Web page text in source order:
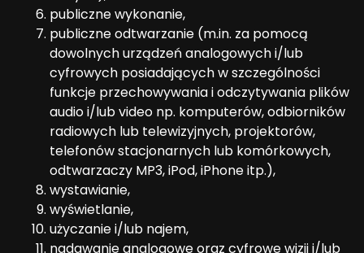
publiczne wykonanie,
publiczne odtwarzanie (m.in. za pomocą
dowolnych urządzeń analogowych i/lub
cyfrowych posiadających w szczególności
funkcje przechowywania i odczytywania plików
audio i/lub video np. komputerów, odbiorników
radiowych lub telewizyjnych, projektorów,
telefonów stacjonarnych lub komórkowych,
odtwarzaczy MP3, iPod, iPhone itp.),
wystawianie,
wyświetlanie,
użyczanie i/lub najem,
nadawanie analogowe oraz cyfrowe wizji i/lub